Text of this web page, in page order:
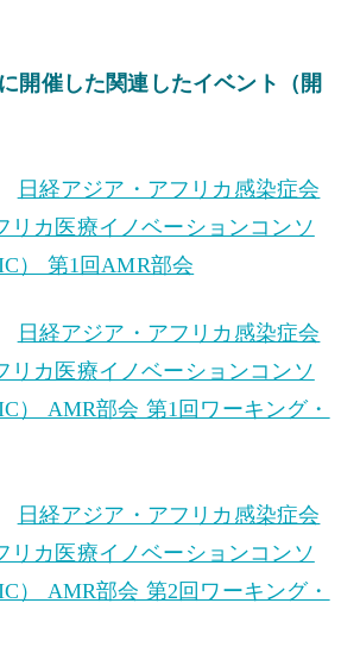
開催した関連したイベント（開
日経アジア・アフリカ感染症会
リカ医療イノベーションコンソ
） 第1回AMR部会
日経アジア・アフリカ感染症会
リカ医療イノベーションコンソ
） AMR部会 第1回ワーキング・
日経アジア・アフリカ感染症会
リカ医療イノベーションコンソ
） AMR部会 第2回ワーキング・